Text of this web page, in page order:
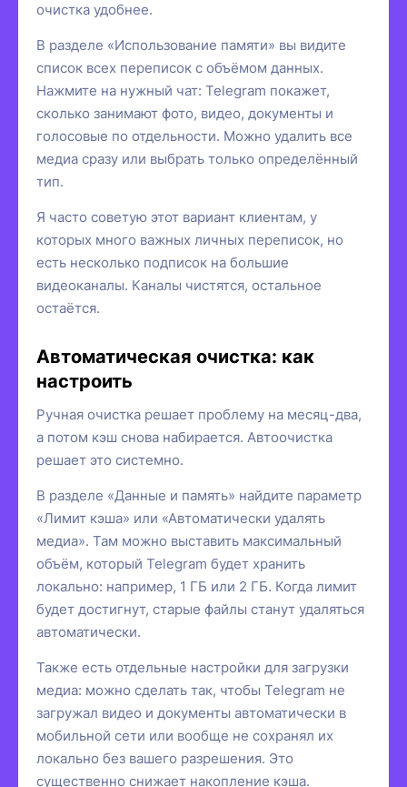
очистка удобнее.
В разделе «Использование памяти» вы видите
список всех переписок с объёмом данных.
Нажмите на нужный чат: Telegram покажет,
сколько занимают фото, видео, документы и
голосовые по отдельности. Можно удалить все
медиа сразу или выбрать только определённый
тип.
Я часто советую этот вариант клиентам, у
которых много важных личных переписок, но
есть несколько подписок на большие
видеоканалы. Каналы чистятся, остальное
остаётся.
Автоматическая очистка: как
настроить
Ручная очистка решает проблему на месяц-два,
а потом кэш снова набирается. Автоочистка
решает это системно.
В разделе «Данные и память» найдите параметр
«Лимит кэша» или «Автоматически удалять
медиа». Там можно выставить максимальный
объём, который Telegram будет хранить
локально: например, 1 ГБ или 2 ГБ. Когда лимит
будет достигнут, старые файлы станут удаляться
автоматически.
Также есть отдельные настройки для загрузки
медиа: можно сделать так, чтобы Telegram не
загружал видео и документы автоматически в
мобильной сети или вообще не сохранял их
локально без вашего разрешения. Это
существенно снижает накопление кэша.